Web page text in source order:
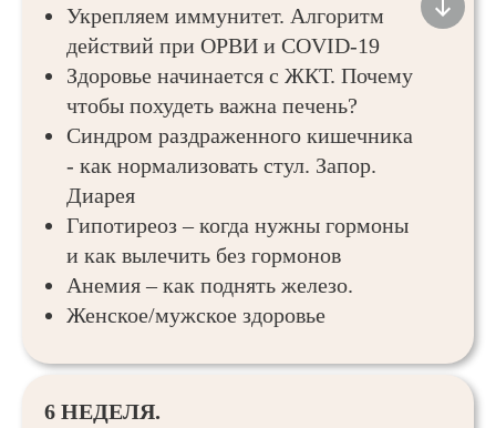
Укрепляем иммунитет. Алгоритм
действий при ОРВИ и COVID-19
Здоровье начинается с ЖКТ. Почему
чтобы похудеть важна печень?
Синдром раздраженного кишечника
- как нормализовать стул. Запор.
Диарея
Гипотиреоз – когда нужны гормоны
и как вылечить без гормонов
Анемия – как поднять железо.
Женское/мужское здоровье
6 НЕДЕЛЯ.